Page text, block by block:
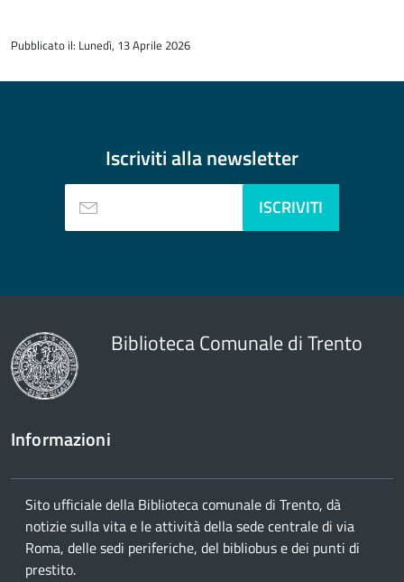
del
Pubblicato il: Lunedì, 13 Aprile 2026
Iscriviti allanewsletter
ISCRIVITI
Biblioteca Comunale di Trento
Informazioni
Sito ufficiale della Biblioteca comunale di Trento, dà
notizie sulla vita e le attività della sede centrale di via
Roma, delle sedi periferiche, del bibliobus e dei punti di
prestito.